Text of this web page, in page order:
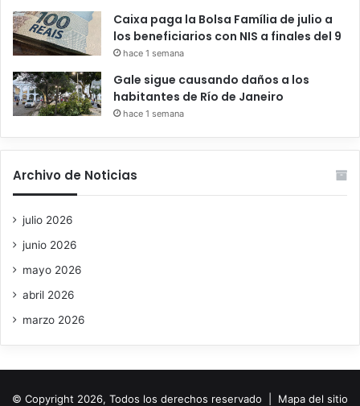
Caixa paga la Bolsa Família de julio a
los beneficiarios con NIS a finales del 9
hace 1 semana
Gale sigue causando daños a los
habitantes de Río de Janeiro
hace 1 semana
Archivo de Noticias
julio 2026
junio 2026
mayo 2026
abril 2026
marzo 2026
© Copyright 2026, Todos los derechos reservado | Mapa del sitio